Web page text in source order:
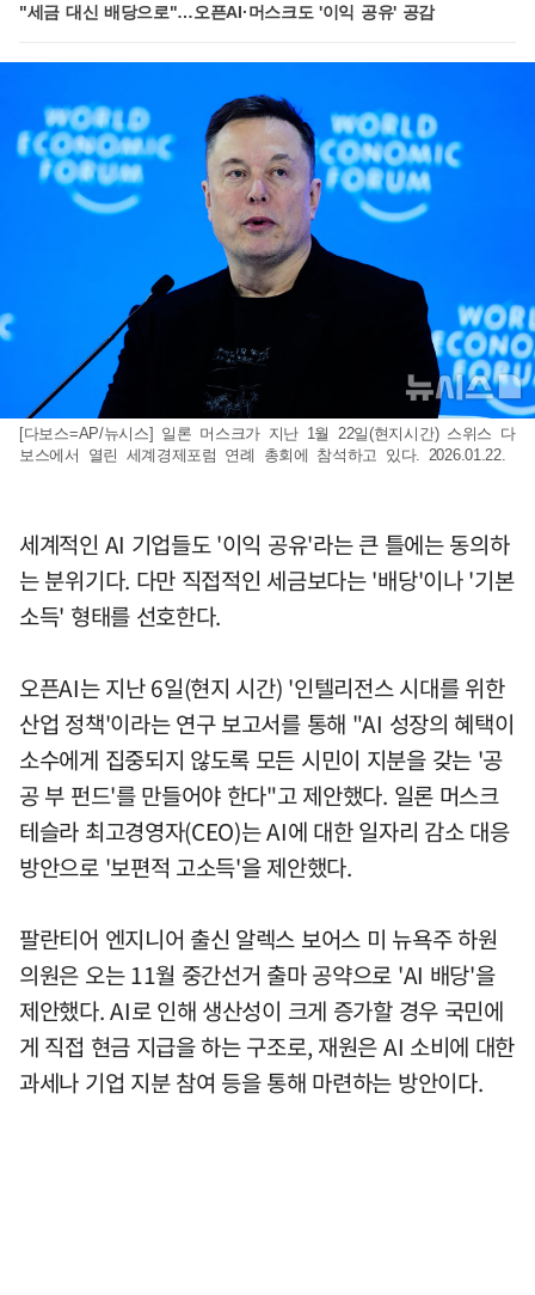
"세금 대신 배당으로"…오픈AI·머스크도 '이익 공유' 공감
[다보스=AP/뉴시스] 일론 머스크가 지난 1월 22일(현지시간) 스위스 다
보스에서 열린 세계경제포럼 연례 총회에 참석하고 있다. 2026.01.22.
세계적인 AI 기업들도 '이익 공유'라는 큰 틀에는 동의하
는 분위기다. 다만 직접적인 세금보다는 '배당'이나 '기본
소득' 형태를 선호한다.
오픈AI는 지난 6일(현지 시간) '인텔리전스 시대를 위한
산업 정책'이라는 연구 보고서를 통해 "AI 성장의 혜택이
소수에게 집중되지 않도록 모든 시민이 지분을 갖는 '공
공 부 펀드'를 만들어야 한다"고 제안했다. 일론 머스크
테슬라 최고경영자(CEO)는 AI에 대한 일자리 감소 대응
방안으로 '보편적 고소득'을 제안했다.
팔란티어 엔지니어 출신 알렉스 보어스 미 뉴욕주 하원
의원은 오는 11월 중간선거 출마 공약으로 'AI 배당'을
제안했다. AI로 인해 생산성이 크게 증가할 경우 국민에
게 직접 현금 지급을 하는 구조로, 재원은 AI 소비에 대한
과세나 기업 지분 참여 등을 통해 마련하는 방안이다.